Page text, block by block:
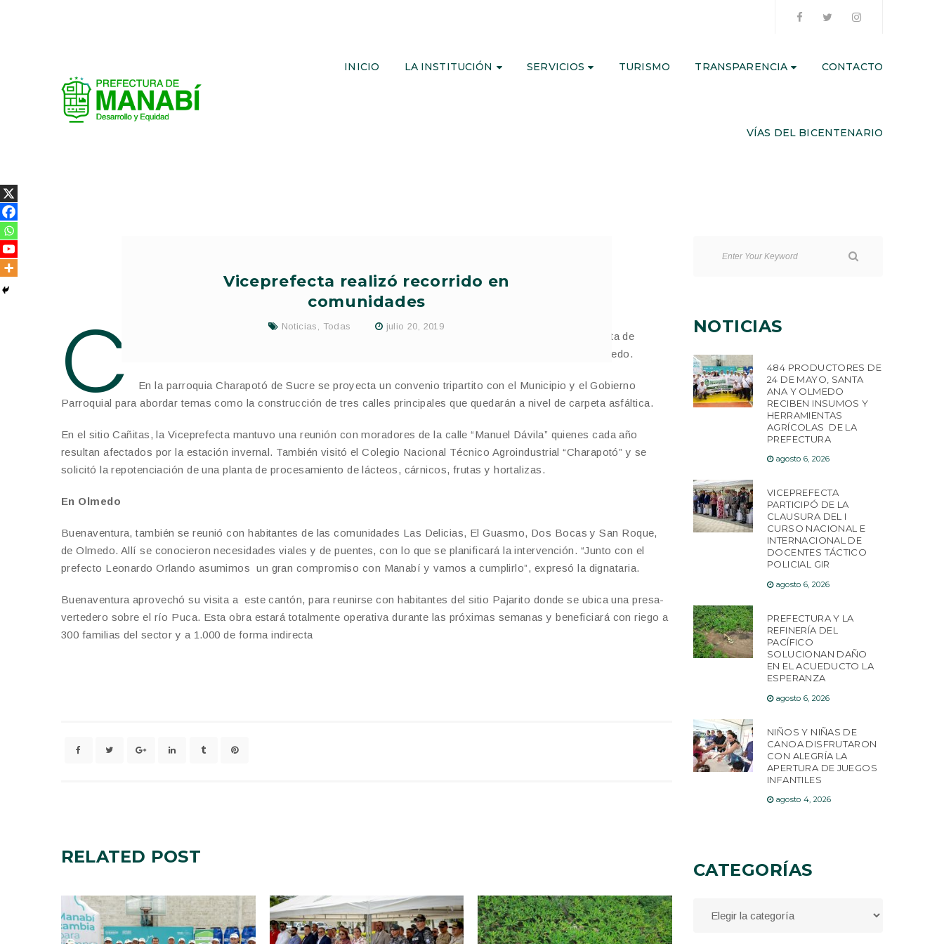
INICIO LA INSTITUCIÓN SERVICIOS TURISMO TRANSPARENCIA CONTACTO
VÍAS DEL BICENTENARIO
Viceprefecta realizó recorrido en
comunidades
Noticias , Todas julio 20, 2019
C
on el propósito de conocer las principales necesidades y planificar la intervención, la viceprefecta de
Manabí, Kelly Buenaventura, realizó el recorrido por comunidades de los cantones Sucre y Olmedo.
En la parroquia Charapotó de Sucre se proyecta un convenio tripartito con el Municipio y el Gobierno
Parroquial para abordar temas como la construcción de tres calles principales que quedarán a nivel de carpeta asfáltica.
En el sitio Cañitas, la Viceprefecta mantuvo una reunión con moradores de la calle “Manuel Dávila” quienes cada año
resultan afectados por la estación invernal. También visitó el Colegio Nacional Técnico Agroindustrial “Charapotó” y se
solicitó la repotenciación de una planta de procesamiento de lácteos, cárnicos, frutas y hortalizas.
En Olmedo
Buenaventura, también se reunió con habitantes de las comunidades Las Delicias, El Guasmo, Dos Bocas y San Roque,
de Olmedo. Allí se conocieron necesidades viales y de puentes, con lo que se planificará la intervención. “Junto con el
prefecto Leonardo Orlando asumimos un gran compromiso con Manabí y vamos a cumplirlo”, expresó la dignataria.
Buenaventura aprovechó su visita a este cantón, para reunirse con habitantes del sitio Pajarito donde se ubica una presa-
vertedero sobre el río Puca. Esta obra estará totalmente operativa durante las próximas semanas y beneficiará con riego a
300 familias del sector y a 1.000 de forma indirecta
RELATED POST
NOTICIAS
484 PRODUCTORES DE
24 DE MAYO, SANTA
ANA Y OLMEDO
RECIBEN INSUMOS Y
HERRAMIENTAS
AGRÍCOLAS DE LA
PREFECTURA
agosto 6, 2026
VICEPREFECTA
PARTICIPÓ DE LA
CLAUSURA DEL I
CURSO NACIONAL E
INTERNACIONAL DE
DOCENTES TÁCTICO
POLICIAL GIR
agosto 6, 2026
PREFECTURA Y LA
REFINERÍA DEL
PACÍFICO
SOLUCIONAN DAÑO
EN EL ACUEDUCTO LA
ESPERANZA
agosto 6, 2026
NIÑOS Y NIÑAS DE
CANOA DISFRUTARON
CON ALEGRÍA LA
APERTURA DE JUEGOS
INFANTILES
agosto 4, 2026
CATEGORÍAS